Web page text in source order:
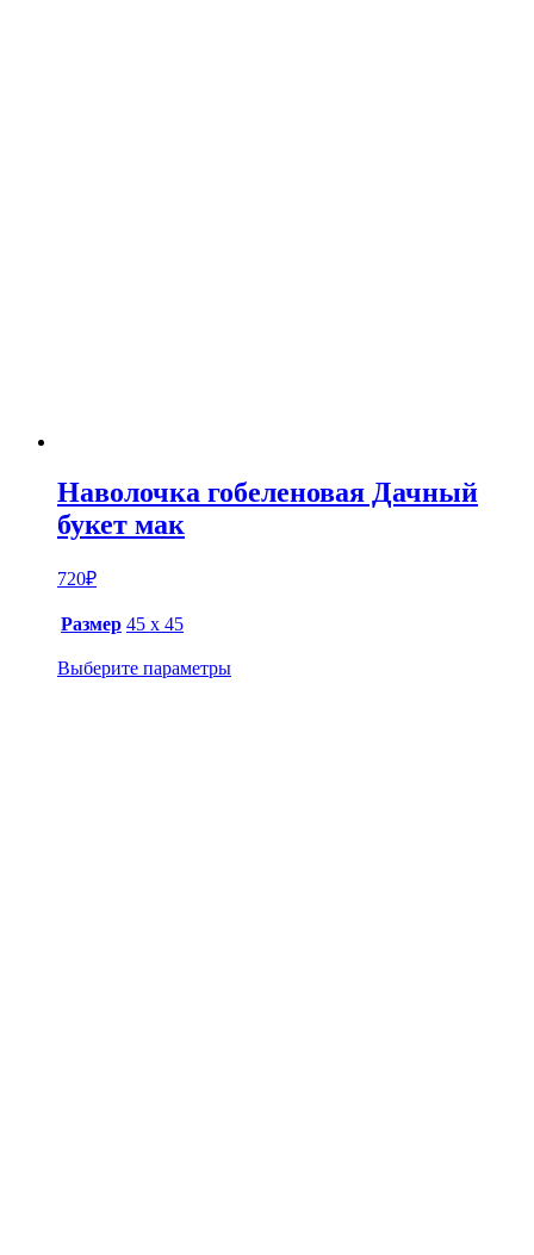
Наволочка гобеленовая Дачный
букет мак
720₽
Размер 45 х 45
Выберите параметры